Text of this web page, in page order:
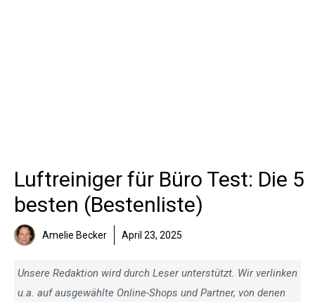
Luftreiniger für Büro Test: Die 5
besten (Bestenliste)
Amelie Becker April 23, 2025
Unsere Redaktion wird durch Leser unterstützt. Wir verlinken
u.a. auf ausgewählte Online-Shops und Partner, von denen